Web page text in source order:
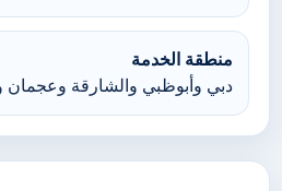
منطقة الخدمة
دبي وأبوظبي والشارقة وعجمان